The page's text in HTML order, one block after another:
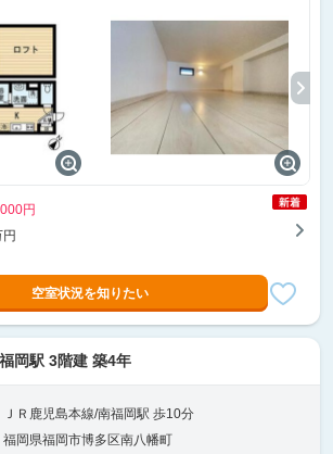
円
円
空室状況を知りたい
岡駅 3階建 築4年
ＪＲ鹿児島本線/南福岡駅 歩10分
福岡県福岡市博多区南八幡町